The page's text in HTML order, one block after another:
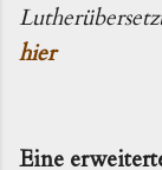
hier
Eine